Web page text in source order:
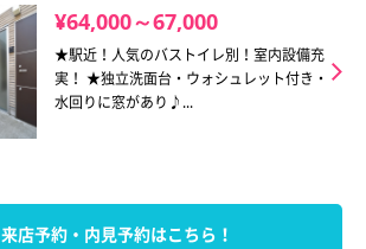
¥64,000～67,000
★駅近！人気のバストイレ別！室内設備充
実！ ★独立洗面台・ウォシュレット付き・
水回りに窓があり♪...
来店予約・内見予約はこちら！